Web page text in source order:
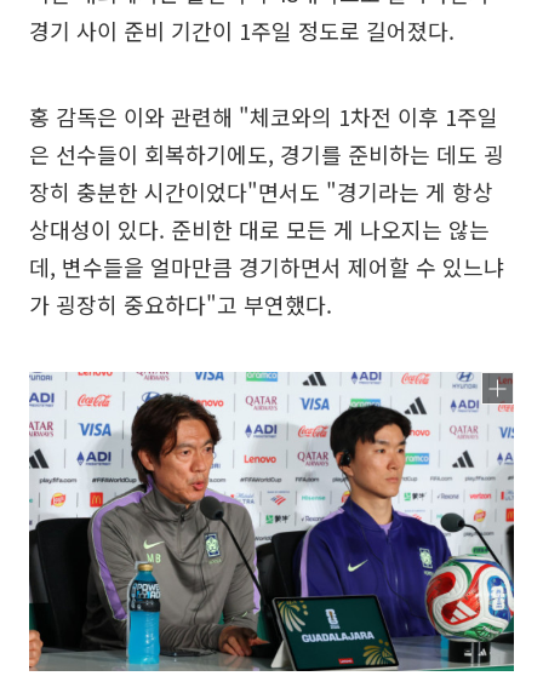
경기 사이 준비 기간이 1주일 정도로 길어졌다.
홍 감독은 이와 관련해 "체코와의 1차전 이후 1주일
은 선수들이 회복하기에도, 경기를 준비하는 데도 굉
장히 충분한 시간이었다"면서도 "경기라는 게 항상
상대성이 있다. 준비한 대로 모든 게 나오지는 않는
데, 변수들을 얼마만큼 경기하면서 제어할 수 있느냐
가 굉장히 중요하다"고 부연했다.